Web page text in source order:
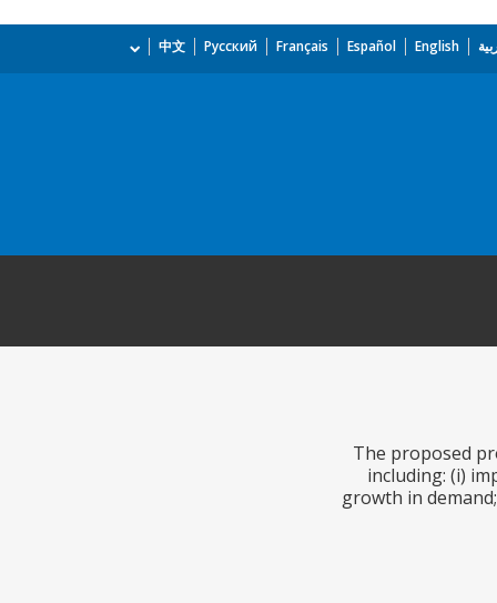
English
Español
Français
Русский
中文
The proposed
including: (i)
growth in